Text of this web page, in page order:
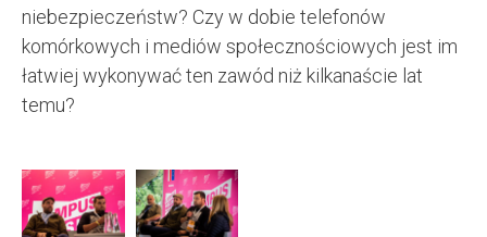
niebezpieczeństw? Czy w dobie telefonów
komórkowych i mediów społecznościowych jest im
łatwiej wykonywać ten zawód niż kilkanaście lat
temu?